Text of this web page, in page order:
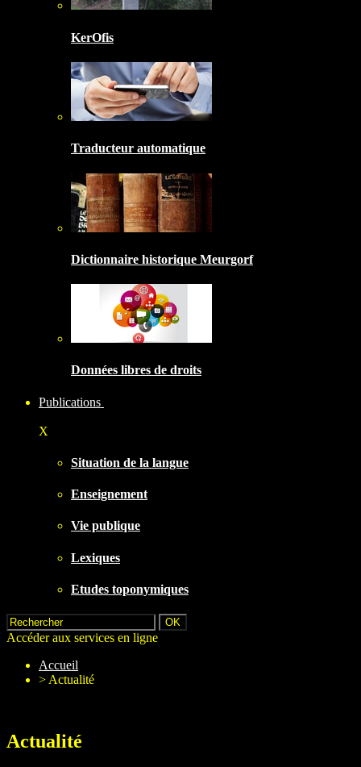
KerOfis
Traducteur automatique
Dictionnaire historique Meurgorf
Données libres de droits
Publications
X
Situation de la langue
Enseignement
Vie publique
Lexiques
Etudes toponymiques
Accéder aux services en ligne
Accueil
> Actualité
Actualité